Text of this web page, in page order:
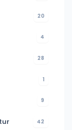
20
4
28
1
9
42